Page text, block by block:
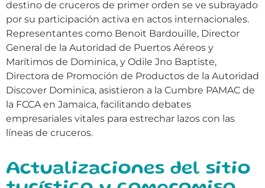
destino de cruceros de primer orden se ve subrayado
por su participación activa en actos internacionales.
Representantes como Benoit Bardouille, Director
General de la Autoridad de Puertos Aéreos y
Marítimos de Dominica, y Odile Jno Baptiste,
Directora de Promoción de Productos de la Autoridad
Discover Dominica, asistieron a la Cumbre PAMAC de
la FCCA en Jamaica, facilitando debates
empresariales vitales para estrechar lazos con las
líneas de cruceros.
Actualizaciones del sitio